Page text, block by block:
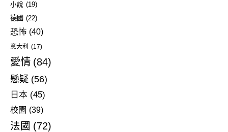
小說 (19)
德國 (22)
恐怖 (40)
意大利 (17)
愛情 (84)
懸疑 (56)
日本 (45)
校園 (39)
法國 (72)